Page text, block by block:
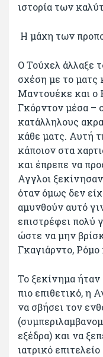
ιστορία των
Η μάχη των
Ο Τούχελ άλλαξε
σχέση με το ματς
Μαντουέκε και ο
Γκόρντον μέσα –
κατάλληλους
κάθε ματς. Αυτή
κάποιον στα
και έπρεπε να
Αγγλοι
όταν όμως δεν
αμυνθούν αυτό
επιστρέφει πολύ
ώστε να μην
Γκαγιάρντο, Ρόμο
Το ξεκίνημα
πιο επιθετικό, η
να σβήσει τον
εξέδρα) και να
ιατρικό